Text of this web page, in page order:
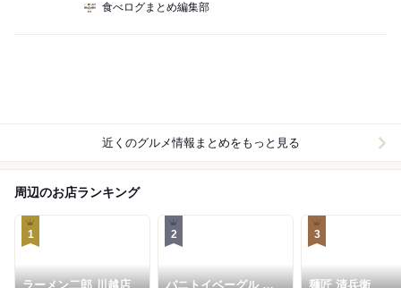
食べログまとめ編集部
近くのグルメ情報まとめをもっと見る
周辺のお店ランキング
1
ラーメン二郎 川越店
2
バニトイベーグル 川
3
麺匠 清兵衛